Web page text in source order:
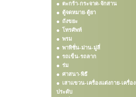
ตะกร้า-กระจาด-จักสาน
ตู้จดหมาย-ตู้ยา
ถังขยะ
โทรศัพท์
พรม
พาทิชั่น-ม่าน-มู่ลี่
รถเข็น-รถลาก
ร่ม
ศาสนา-พิธี
เสาแขวน-เครื่องแต่งกาย-เครื่อง
ประดับ